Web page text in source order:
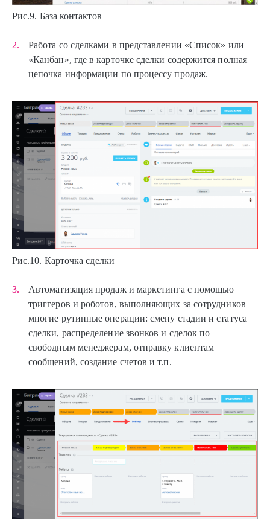
Рис.9. База контактов
Работа со сделками в представлении «Список» или
«Канбан», где в карточке сделки содержится полная
цепочка информации по процессу продаж.
Рис.10. Карточка сделки
Автоматизация продаж и маркетинга с помощью
триггеров и роботов, выполняющих за сотрудников
многие рутинные операции: смену стадии и статуса
сделки, распределение звонков и сделок по
свободным менеджерам, отправку клиентам
сообщений, создание счетов и т.п.